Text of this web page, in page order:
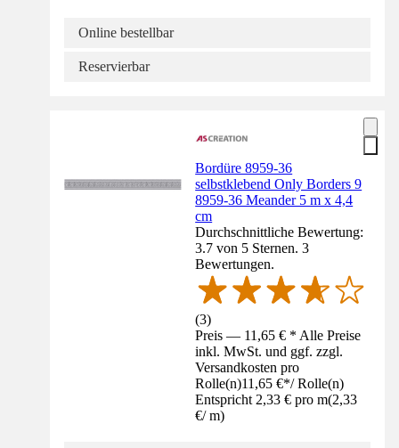
Online bestellbar
Reservierbar
Bordüre 8959-36
selbstklebend Only Borders 9
8959-36 Meander 5 m x 4,4
cm
Durchschnittliche Bewertung:
3.7 von 5 Sternen. 3
Bewertungen.
(3)
Preis — 11,65 € * Alle Preise
inkl. MwSt. und ggf. zzgl.
Versandkosten pro
Rolle(n)11,65 €*/ Rolle(n)
Entspricht 2,33 € pro m(2,33
€/ m)